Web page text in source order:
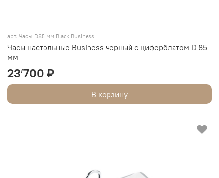
арт. Часы D85 мм Black Business
Часы настольные Business черный с циферблатом D 85
мм
23’700 ₽
В корзину